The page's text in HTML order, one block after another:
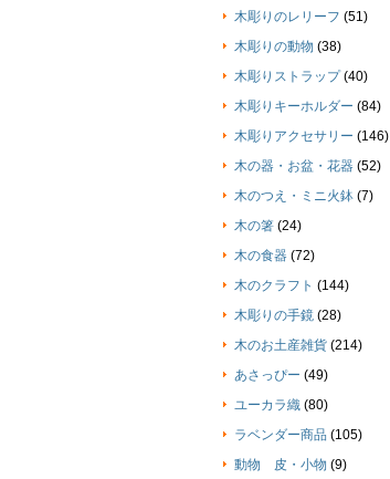
木彫りのレリーフ (51)
木彫りの動物 (38)
木彫りストラップ (40)
木彫りキーホルダー (84)
木彫りアクセサリー (146)
木の器・お盆・花器 (52)
木のつえ・ミニ火鉢 (7)
木の箸 (24)
木の食器 (72)
木のクラフト (144)
木彫りの手鏡 (28)
木のお土産雑貨 (214)
あさっぴー (49)
ユーカラ織 (80)
ラベンダー商品 (105)
動物 皮・小物 (9)